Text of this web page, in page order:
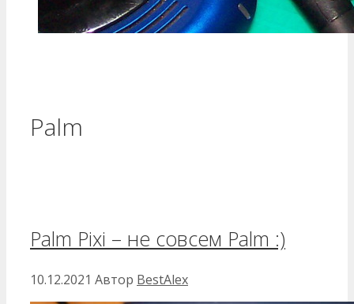
Palm
Palm Pixi – не совсем Palm :)
10.12.2021 Автор BestAlex